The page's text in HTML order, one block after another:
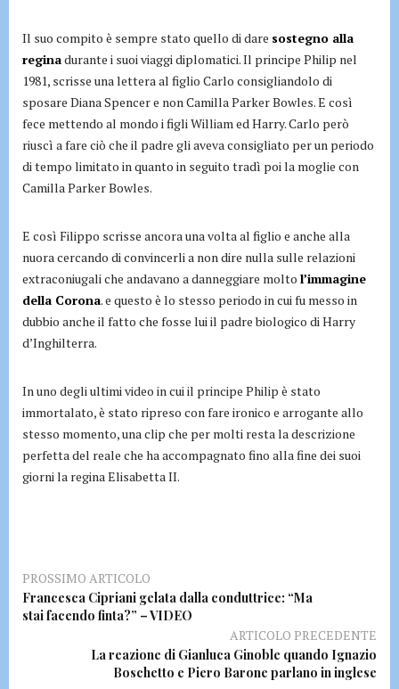
Il suo compito è sempre stato quello di dare sostegno alla
reginadurante i suoi viaggi diplomatici. Il principe Philip nel
1981, scrisse una lettera al figlio Carlo consigliandolo di
sposare Diana Spencer e non Camilla Parker Bowles. E così
fece mettendo al mondo i figli William ed Harry. Carlo però
riuscì a fare ciò che il padre gli aveva consigliato per un periodo
di tempo limitato in quanto in seguito tradì poi la moglie con
Camilla Parker Bowles.
E così Filippo scrisse ancora una volta al figlio e anche alla
nuora cercando di convincerli a non dire nulla sulle relazioni
extraconiugali che andavano a danneggiare molto l’immagine
della Corona. e questo è lo stesso periodo in cui fu messo in
dubbio anche il fatto che fosse lui il padre biologico di Harry
d’Inghilterra.
In uno degli ultimi video in cui il principe Philip è stato
immortalato, è stato ripreso con fare ironico e arrogante allo
stesso momento, una clip che per molti resta la descrizione
perfetta del reale che ha accompagnato fino alla fine dei suoi
giorni la regina Elisabetta II.
PROSSIMO ARTICOLO
Francesca Cipriani gelata dalla conduttrice: “Ma
stai facendo finta?” – VIDEO
ARTICOLO PRECEDENTE
La reazione di Gianluca Ginoble quando Ignazio
Boschetto e Piero Barone parlano in inglese